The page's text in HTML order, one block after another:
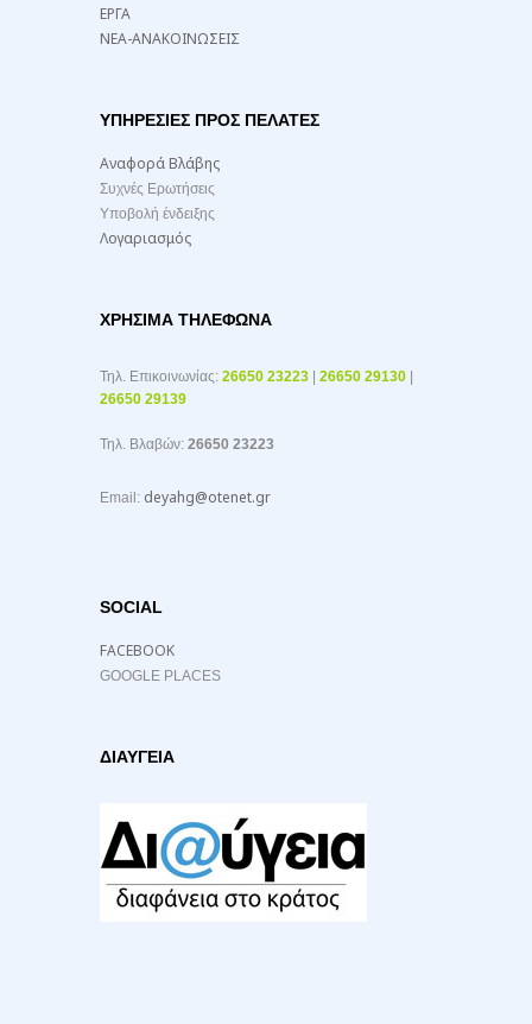
ΕΡΓΑ
ΝΕΑ-ΑΝΑΚΟΙΝΩΣΕΙΣ
ΥΠΗΡΕΣΙΕΣ ΠΡΟΣ ΠΕΛΑΤΕΣ
Αναφορά Βλάβης
Συχνές Ερωτήσεις
Υποβολή ένδειξης
Λογαριασμός
ΧΡΉΣΙΜΑ ΤΗΛΈΦΩΝΑ
Τηλ. Επικοινωνίας: 26650 23223 26650 29130
26650 29139
Τηλ. Βλαβών: 26650 23223
Email: deyahg@otenet.gr
SOCIAL
FACEBOOK
GOOGLE PLACES
ΔΙΑΥΓΕΙΑ